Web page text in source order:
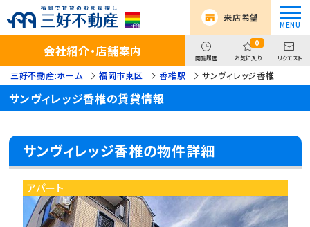
来店希望
会社紹介・店舗案内 閲覧履歴
0
お気に入り リクエスト
三好不動産:ホーム 福岡市東区 香椎駅 サンヴィレッジ香椎
サンヴィレッジ香椎の賃貸情報
サンヴィレッジ香椎の物件詳細
アパート